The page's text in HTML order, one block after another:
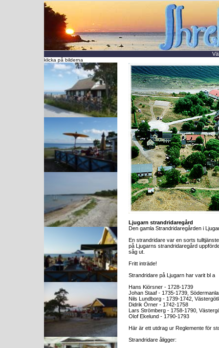
klicka på bilderna
Ljugarn strandridaregård
Den gamla Strandridaregården i
En strandridare var en sorts
på Ljugarns strandridaregård
såg ut.
Fritt inträde!
Strandridare på Ljugarn har varit bl a
Hans Kiörsner - 1728-1739
Johan Staaf - 1735-1739,
Nils Lundborg - 1739-1742,
Didrik Örner - 1742-1758
Lars Strömberg - 1758-1790,
Olof Ekelund - 1790-1793
Här är ett utdrag ur Reglemente för
Strandridare åligger: